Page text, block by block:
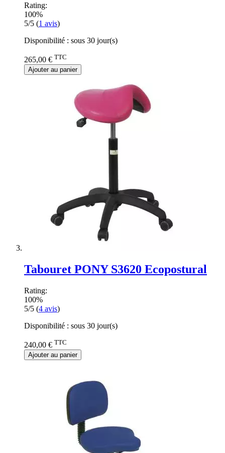
Rating:
100%
5/5 (1 avis)
Disponibilité : sous 30 jour(s)
265,00 € TTC
Ajouter au panier
Tabouret PONY S3620 Ecopostural
Rating:
100%
5/5 (4 avis)
Disponibilité : sous 30 jour(s)
240,00 € TTC
Ajouter au panier